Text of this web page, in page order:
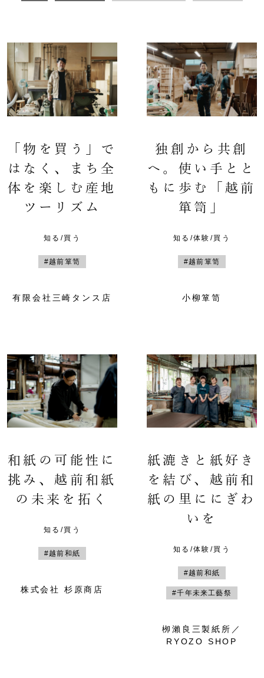
「物を買う」で
はなく、まち全
体を楽しむ産地
ツーリズム
知る/買う
#越前箪笥
有限会社三崎タンス店
独創から共創
へ。使い手とと
もに歩む「越前
箪笥」
知る/体験/買う
#越前箪笥
小柳箪笥
和紙の可能性に
挑み、越前和紙
の未来を拓く
知る/買う
#越前和紙
株式会社 杉原商店
紙漉きと紙好き
を結び、越前和
紙の里ににぎわ
いを
知る/体験/買う
#越前和紙
#千年未来工藝祭
栁瀨良三製紙所／
RYOZO SHOP